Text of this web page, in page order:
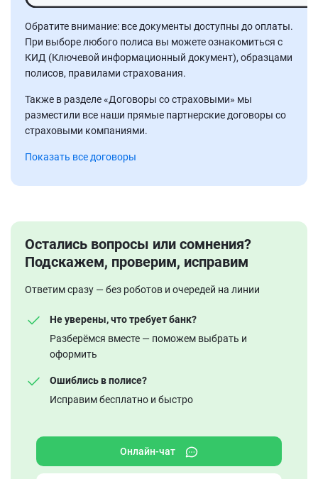
Обратите внимание: все документы доступны до оплаты.
При выборе любого полиса вы можете ознакомиться с
КИД (Ключевой информационный документ), образцами
полисов, правилами страхования.
Также в разделе «Договоры со страховыми» мы
разместили все наши прямые партнерские договоры со
страховыми компаниями.
Показать все договоры
Остались вопросы или сомнения?
Подскажем, проверим, исправим
Ответим сразу — без роботов и очередей на линии
Не уверены, что требует банк?
Разберёмся вместе — поможем выбрать и
оформить
Ошиблись в полисе?
Исправим бесплатно и быстро
Онлайн-чат